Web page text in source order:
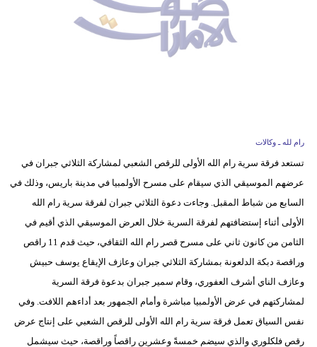
أزياء
إسلامية
علوم
وتكنولوجيا
مدوَّنات
أبراج
رام لله ـ وكالات
تستعد فرقة سرية رام الله الأولى للرقص الشعبي لمشاركة الثلاثي جبران في
عرضهم الموسيقي الذي سيقام على مسرح الأولمبيا في مدينة باريس، وذلك في
السابع من شباط المقبل. وجاءت دعوة الثلاثي جبران لفرقة سرية رام الله
الأولى أثناء إستضافتهم لفرقة السرية خلال العرض الموسيقي الذي أقيم في
الثامن من كانون ثاني على مسرح قصر رام الله الثقافي، حيث قدم 11 راقص
وراقصة دبكة الدلعونة بمشاركة الثلاثي جبران وعازف الإيقاع يوسف حبيش
وعازف الناي أشرف العفوري، وقام سمير جبران بدعوة فرقة السرية
لمشاركتهم في عرض الأولمبيا مباشرة وأمام الجمهور بعد أداءهم اللافت. وفي
نفس السياق تعمل فرقة سرية رام الله الأولى للرقص الشعبي على إنتاج عرض
رقص فلكلوري والذي سيضم خمسةً وعشرين راقصاً وراقصة، حيث سيشمل